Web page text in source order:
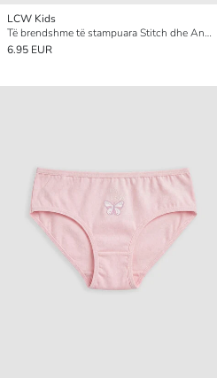
LCW Kids
Të brendshme të stampuara Stitch dhe Angel, paketim treshe për vajza
6.95 EUR